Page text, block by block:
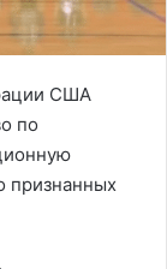
США
по
признанных